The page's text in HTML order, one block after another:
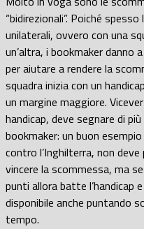
“bidirezionali”. Poiché
unilaterali, ovvero con una
un’altra, i bookmaker danno
per aiutare a rendere la
squadra inizia con un
un margine maggiore.
handicap, deve segnare di
bookmaker: un buon
contro l’Inghilterra, non
vincere la scommessa, ma
punti allora batte l’handicap
disponibile anche puntando
tempo.